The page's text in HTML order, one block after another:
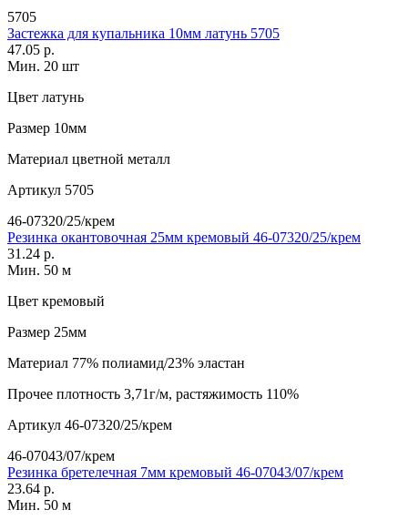
5705
Застежка для купальника 10мм латунь 5705
47.05 р.
Мин. 20 шт
Цвет латунь
Размер 10мм
Материал цветной металл
Артикул 5705
46-07320/25/крем
Резинка окантовочная 25мм кремовый 46-07320/25/крем
31.24 р.
Мин. 50 м
Цвет кремовый
Размер 25мм
Материал 77% полиамид/23% эластан
Прочее плотность 3,71г/м, растяжимость 110%
Артикул 46-07320/25/крем
46-07043/07/крем
Резинка бретелечная 7мм кремовый 46-07043/07/крем
23.64 р.
Мин. 50 м